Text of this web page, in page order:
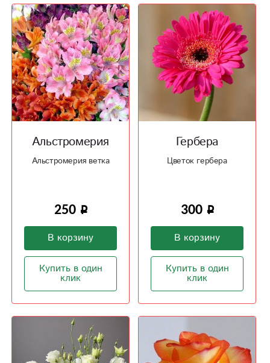
Альстромерия
Альстромерия ветка
250
В корзину
Купить в один
клик
Гербера
Цветок гербера
300
В корзину
Купить в один
клик